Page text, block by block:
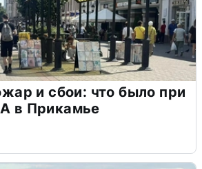
и сбои: что было при
в Прикамье